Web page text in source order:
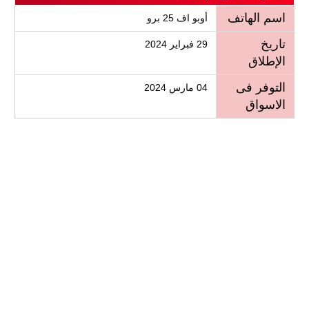
اسم الهاتف
أوبو اف 25 برو
تاريخ
الإطلاق
29 فبراير 2024
التوفر فى
الاسواق
04 مارس 2024